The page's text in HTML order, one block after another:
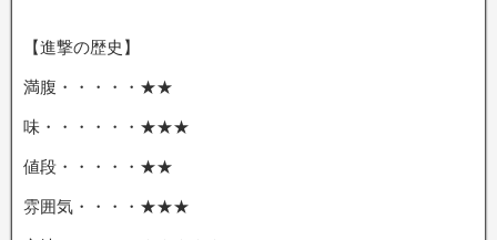
【進撃の歴史】
満腹・・・・・★★
味・・・・・・★★★
値段・・・・・★★
雰囲気・・・・★★★